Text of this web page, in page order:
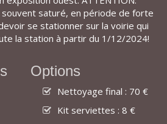
saturé, en période de forte
se stationner sur la voirie qui
la station à partir du 1/12/2024!
Options
Nettoyage final : 70 €
Kit serviettes : 8 €